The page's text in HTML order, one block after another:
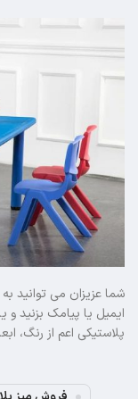
شما عزیزان می توانید
ایمیل یا پیامک بزنید و
پلاستیکی اعم از رنگ،